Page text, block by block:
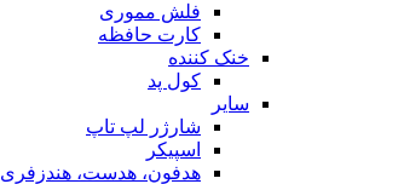
فلش مموری
کارت حافظه
خنک کننده
کول پد
سایر
شارژر لپ تاپ
اسپیکر
هدفون، هدست، هندزفری